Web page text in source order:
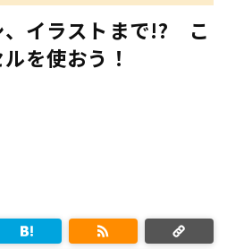
、イラストまで!? こ
を使おう！